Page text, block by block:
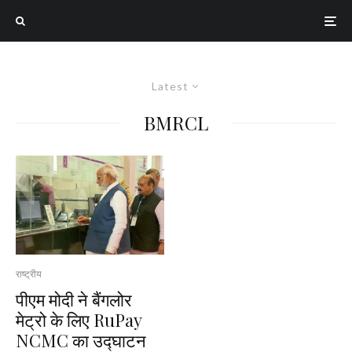
Latest
BMRCL
राष्ट्रीय
पीएम मोदी ने बैंगलोर
मेट्रो के लिए RuPay
NCMC का उद्घाटन